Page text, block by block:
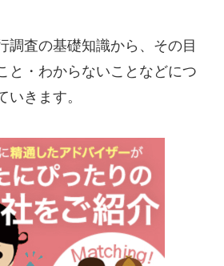
調査の基礎知識から、その目
と・わからないことなどにつ
いきます。